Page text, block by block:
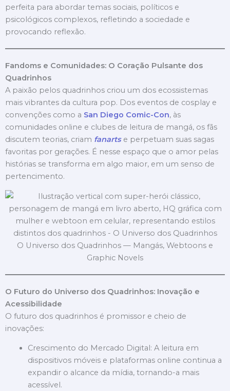
perfeita para abordar temas sociais, políticos e
psicológicos complexos, refletindo a sociedade e
provocando reflexão.
Fandoms e Comunidades: O Coração Pulsante dos
Quadrinhos
A paixão pelos quadrinhos criou um dos ecossistemas
mais vibrantes da cultura pop. Dos eventos de cosplay e
convenções como a San Diego Comic-Con, às
comunidades online e clubes de leitura de mangá, os fãs
discutem teorias, criam fanarts e perpetuam suas sagas
favoritas por gerações. É nesse espaço que o amor pelas
histórias se transforma em algo maior, em um senso de
pertencimento.
O Universo dos Quadrinhos — Mangás, Webtoons e
Graphic Novels
O Futuro do Universo dos Quadrinhos: Inovação e
Acessibilidade
O futuro dos quadrinhos é promissor e cheio de
inovações:
Crescimento do Mercado Digital: A leitura em
dispositivos móveis e plataformas online continua a
expandir o alcance da mídia, tornando-a mais
acessível.